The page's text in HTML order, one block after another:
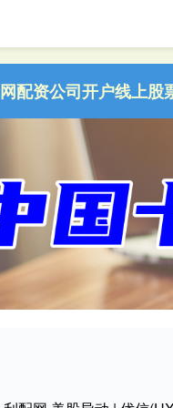
配资公司开户线上股